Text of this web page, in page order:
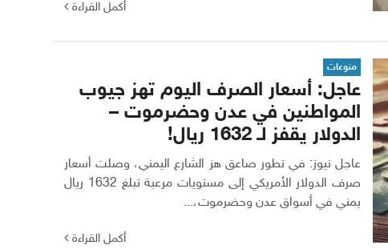
أكمل القراءة
منوعات
عاجل: أسعار الصرف اليوم تهز جيوب
المواطنين في عدن وحضرموت –
الدولار يقفز لـ 1632 ريال!
عاجل نيوز: في تطور صاعق هز الشارع اليمني، وصلت أسعار
صرف الدولار الأمريكي إلى مستويات مرعبة تبلغ 1632 ريال
يمني في أسواق عدن وحضرموت،...
أكمل القراءة